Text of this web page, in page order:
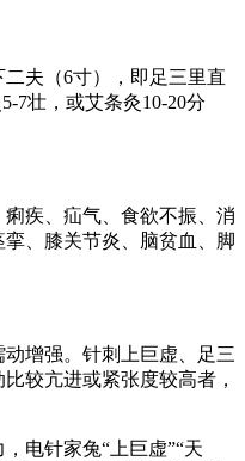
夫（6寸），即足三里直
7壮，或艾条灸10-20分
疾、疝气、食欲不振、消
、膝关节炎、脑贫血、脚
增强。针刺上巨虚、足三
较亢进或紧张度较高者，
电针家兔“上巨虚”“天